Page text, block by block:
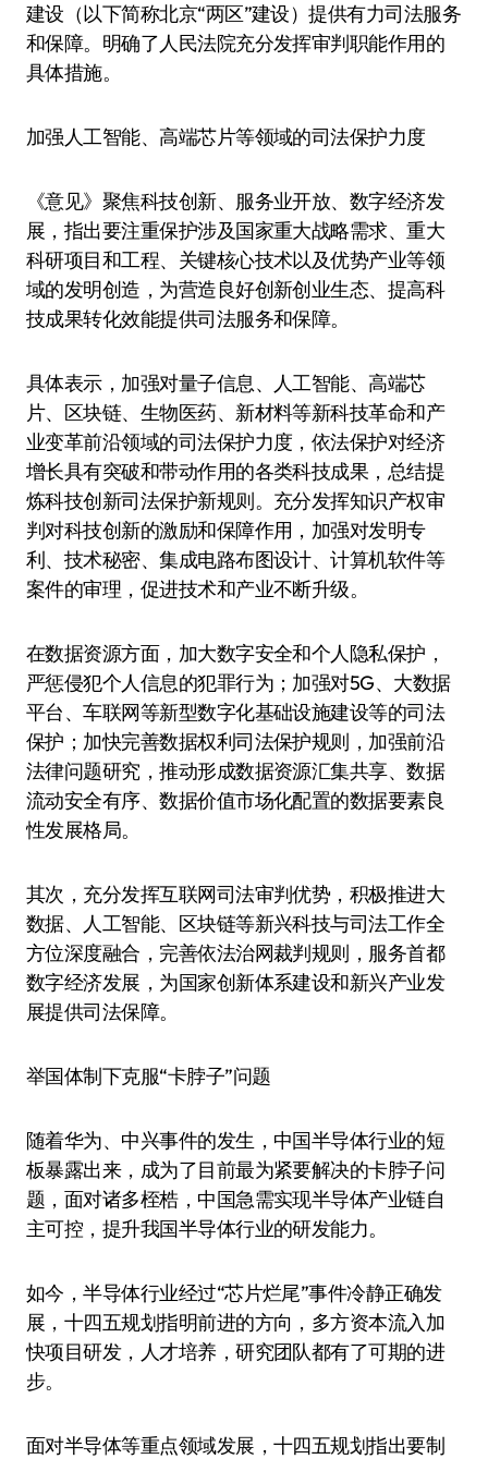
建设（以下简称北京“两区”建设）提供有力司法服务
和保障。明确了人民法院充分发挥审判职能作用的
具体措施。
加强人工智能、高端芯片等领域的司法保护力度
《意见》聚焦科技创新、服务业开放、数字经济发
展，指出要注重保护涉及国家重大战略需求、重大
科研项目和工程、关键核心技术以及优势产业等领
域的发明创造，为营造良好创新创业生态、提高科
技成果转化效能提供司法服务和保障。
具体表示，加强对量子信息、人工智能、高端芯
片、区块链、生物医药、新材料等新科技革命和产
业变革前沿领域的司法保护力度，依法保护对经济
增长具有突破和带动作用的各类科技成果，总结提
炼科技创新司法保护新规则。充分发挥知识产权审
判对科技创新的激励和保障作用，加强对发明专
利、技术秘密、集成电路布图设计、计算机软件等
案件的审理，促进技术和产业不断升级。
在数据资源方面，加大数字安全和个人隐私保护，
严惩侵犯个人信息的犯罪行为；加强对5G、大数据
平台、车联网等新型数字化基础设施建设等的司法
保护；加快完善数据权利司法保护规则，加强前沿
法律问题研究，推动形成数据资源汇集共享、数据
流动安全有序、数据价值市场化配置的数据要素良
性发展格局。
其次，充分发挥互联网司法审判优势，积极推进大
数据、人工智能、区块链等新兴科技与司法工作全
方位深度融合，完善依法治网裁判规则，服务首都
数字经济发展，为国家创新体系建设和新兴产业发
展提供司法保障。
举国体制下克服“卡脖子”问题
随着华为、中兴事件的发生，中国半导体行业的短
板暴露出来，成为了目前最为紧要解决的卡脖子问
题，面对诸多桎梏，中国急需实现半导体产业链自
主可控，提升我国半导体行业的研发能力。
如今，半导体行业经过“芯片烂尾”事件冷静正确发
展，十四五规划指明前进的方向，多方资本流入加
快项目研发，人才培养，研究团队都有了可期的进
步。
面对半导体等重点领域发展，十四五规划指出要制